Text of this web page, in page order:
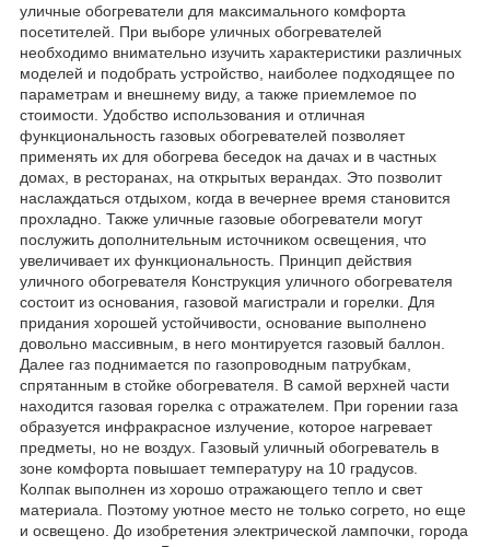
уличные обогреватели для максимального комфорта
посетителей. При выборе уличных обогревателей
необходимо внимательно изучить характеристики различных
моделей и подобрать устройство, наиболее подходящее по
параметрам и внешнему виду, а также приемлемое по
стоимости. Удобство использования и отличная
функциональность газовых обогревателей позволяет
применять их для обогрева беседок на дачах и в частных
домах, в ресторанах, на открытых верандах. Это позволит
наслаждаться отдыхом, когда в вечернее время становится
прохладно. Также уличные газовые обогреватели могут
послужить дополнительным источником освещения, что
увеличивает их функциональность. Принцип действия
уличного обогревателя Конструкция уличного обогревателя
состоит из основания, газовой магистрали и горелки. Для
придания хорошей устойчивости, основание выполнено
довольно массивным, в него монтируется газовый баллон.
Далее газ поднимается по газопроводным патрубкам,
спрятанным в стойке обогревателя. В самой верхней части
находится газовая горелка с отражателем. При горении газа
образуется инфракрасное излучение, которое нагревает
предметы, но не воздух. Газовый уличный обогреватель в
зоне комфорта повышает температуру на 10 градусов.
Колпак выполнен из хорошо отражающего тепло и свет
материала. Поэтому уютное место не только согрето, но еще
и освещено. До изобретения электрической лампочки, города